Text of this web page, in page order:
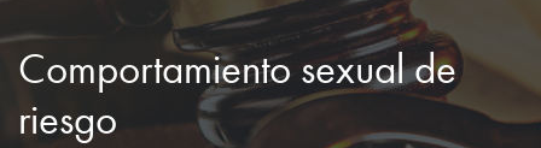
Comportamiento sexual de
riesgo